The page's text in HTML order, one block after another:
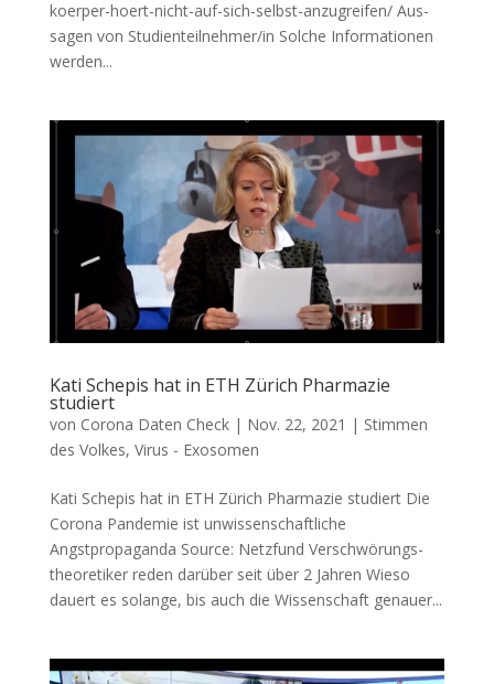
koerper-hoert-nicht-auf-sich-selbst-anzugreifen/ Aus­
sa­gen von Studienteilnehmer/in Sol­che Infor­ma­tio­nen
wer­den...
Kati Schepis hat in ETH Zürich Pharmazie
studiert
von Corona Daten Check| Nov. 22, 2021 | Stimmen
des Volkes, Virus - Exosomen
Kati Schepis hat in ETH Zürich Pharmazie studiert Die
Coro­na Pan­de­mie ist unwis­sen­schaft­li­che
Angstpropaganda Source: Netz­fund Ver­schwö­rungs­
theo­re­ti­ker reden dar­über seit über 2 Jahren Wie­so
dau­ert es solan­ge, bis auch die Wis­sen­schaft genau­er...